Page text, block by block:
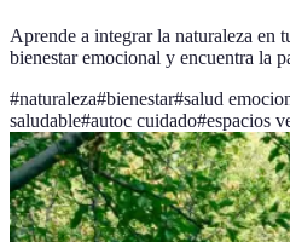
Aprende a integrar la naturaleza en
bienestar emocional y encuentra la
#naturaleza#bienestar#salud
saludable#autoc cuidado#espacios